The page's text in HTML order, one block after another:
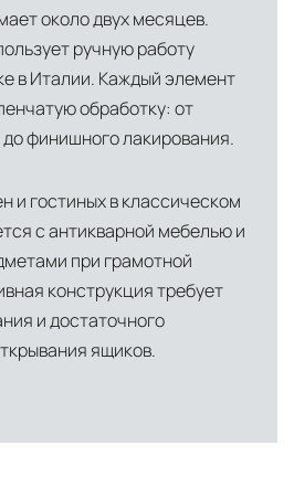
и МО предусмотрены
— транспортировка
с соблюдением сроков
выгрузка—
грузчики
с применением
и техники
около двух месяцев.
ручную работу
в Италии. Каждый элемент
обработку: от
финишного лакирования.
и гостиных в классическом
с антикварной мебелью и
при грамотной
конструкция требует
и достаточного
ящиков.